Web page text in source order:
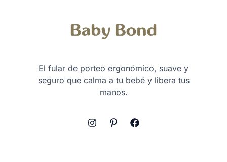
El fular de porteo ergonómico, suave y
seguro que calma a tu bebé y libera tus
manos.